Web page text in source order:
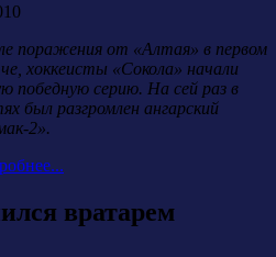
поражения от «Алтая» в первом
хоккеисты «Сокола» начали
победную серию. На сей раз в
был разгромлен ангарский
2».
вратарем